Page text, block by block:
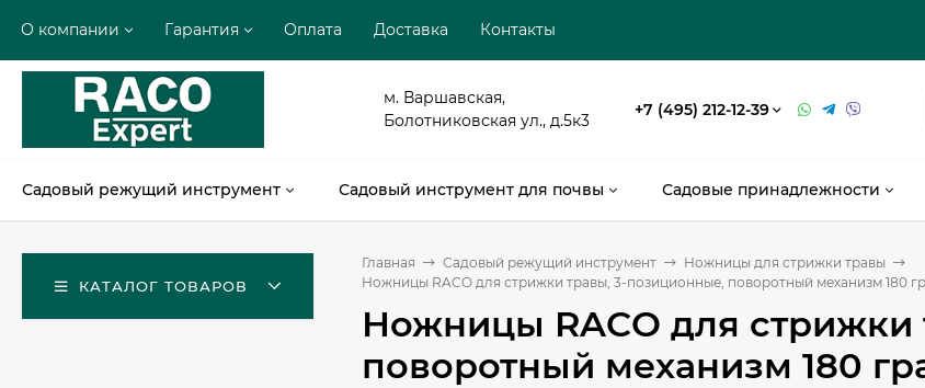
О компании Гарантия Оплата Доставка Контакты
м. Варшавская,
Болотниковская ул., д.5к3
+7 (495) 212-12-39
Садовый режущий инструмент Садовый инструмент для почвы Садовые принадлежности
КАТАЛОГ ТОВАРОВ
Главная Садовый режущий инструмент
Ножницы для стрижки травы
Ножницы RACO для стрижки травы, 3-позиционные, поворотный механизм 180
Ножницы RACO для
поворотный механизм 180